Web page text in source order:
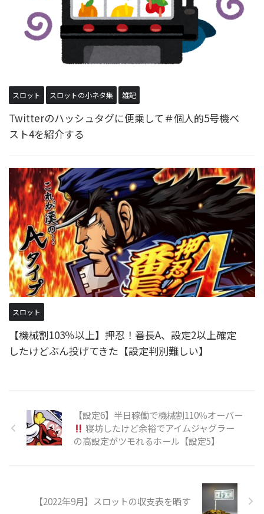
スロット スロットの小ネタ集 雑記
Twitterのハッシュタグに便乗して＃個人的5号機ベ
スト4を紹介する
スロット
【機械割103％以上】押忍！番長A、設定2以上確定
したけどぶん投げてきた【設定判別難しい】
【設定6】半日稼働で機械割110％オーバー
寝坊したけど余裕でアイムジャグラー
の高設定がツモれるホール【設定5】
【2022年9月】スロットの収支表を晒す